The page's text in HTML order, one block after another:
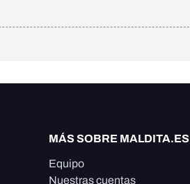
MÁS SOBRE MALDITA.ES
Equipo
Nuestras cuentas